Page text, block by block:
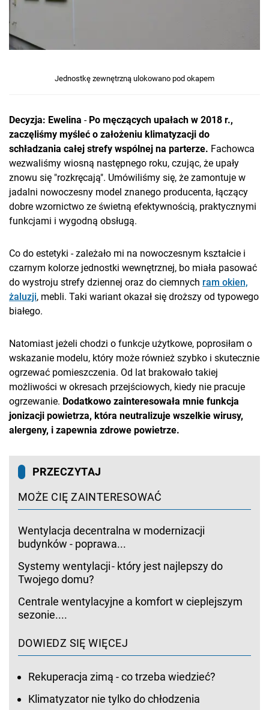
Jednostkę zewnętrzną ulokowano pod okapem
Decyzja: Ewelina - Po męczących upałach w 2018 r.,
zaczęliśmy myśleć o założeniu klimatyzacji do
schładzania całej strefy wspólnej na parterze. Fachowca
wezwaliśmy wiosną następnego roku, czując, że upały
znowu się "rozkręcają". Umówiliśmy się, że zamontuje w
jadalni nowoczesny model znanego producenta, łączący
dobre wzornictwo ze świetną efektywnością, praktycznymi
funkcjami i wygodną obsługą.
Co do estetyki - zależało mi na nowoczesnym kształcie i
czarnym kolorze jednostki wewnętrznej, bo miała pasować
do wystroju strefy dziennej oraz do ciemnych ram okien,
żaluzji, mebli. Taki wariant okazał się droższy od typowego
białego.
Natomiast jeżeli chodzi o funkcje użytkowe, poprosiłam o
wskazanie modelu, który może również szybko i skutecznie
ogrzewać pomieszczenia. Od lat brakowało takiej
możliwości w okresach przejściowych, kiedy nie pracuje
ogrzewanie. Dodatkowo zainteresowała mnie funkcja
jonizacji powietrza, która neutralizuje wszelkie wirusy,
alergeny, i zapewnia zdrowe powietrze.
PRZECZYTAJ
MOŻE CIĘ ZAINTERESOWAĆ
Wentylacja decentralna w modernizacji
budynków - poprawa...
Systemy wentylacji - który jest najlepszy do
Twojego domu?
Centrale wentylacyjne a komfort w cieplejszym
sezonie....
DOWIEDZ SIĘ WIĘCEJ
Rekuperacja zimą - co trzeba wiedzieć?
Klimatyzator nie tylko do chłodzenia